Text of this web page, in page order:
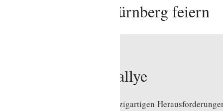
in Nürnberg feiern
Nürnberg Stadtrallye
Abenteuer mit 20 einzigartigen